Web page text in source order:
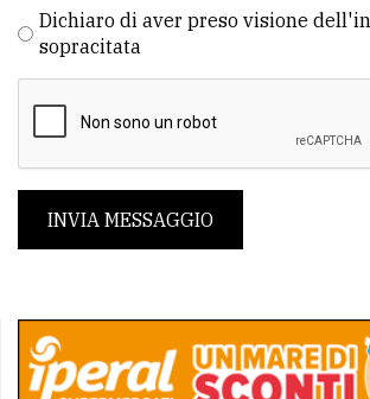
Dichiaro di aver preso visione
sopracitata
INVIA MESSAGGIO